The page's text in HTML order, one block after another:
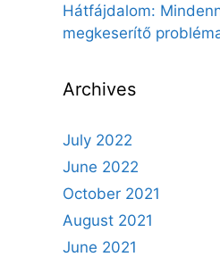
Hátfájdalom:
megkeserítő
Archives
July 2022
June 2022
October 2021
August 2021
June 2021